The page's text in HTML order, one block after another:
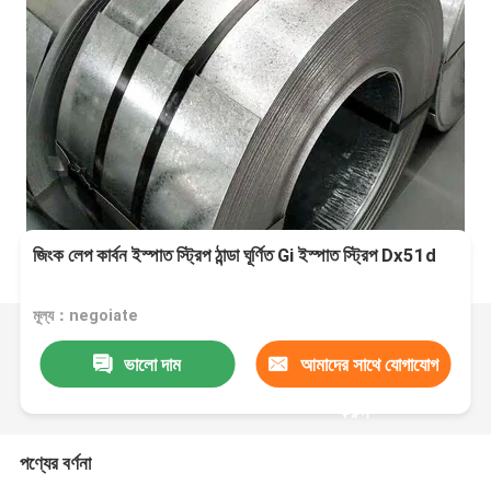
জিংক লেপ কার্বন ইস্পাত স্ট্রিপ ঠান্ডা ঘূর্ণিত Gi ইস্পাত স্ট্রিপ Dx51d
মূল্য：negoiate
ভালো দাম আমাদের সাথে যোগাযোগ
করুন
পণ্যের বর্ণনা